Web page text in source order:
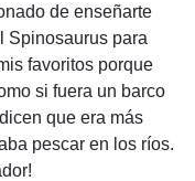
de enseñarte
Spinosaurus para
favoritos porque
si fuera un barco
que era más
pescar en los ríos.